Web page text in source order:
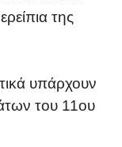
της
υπάρχουν
του 11ου